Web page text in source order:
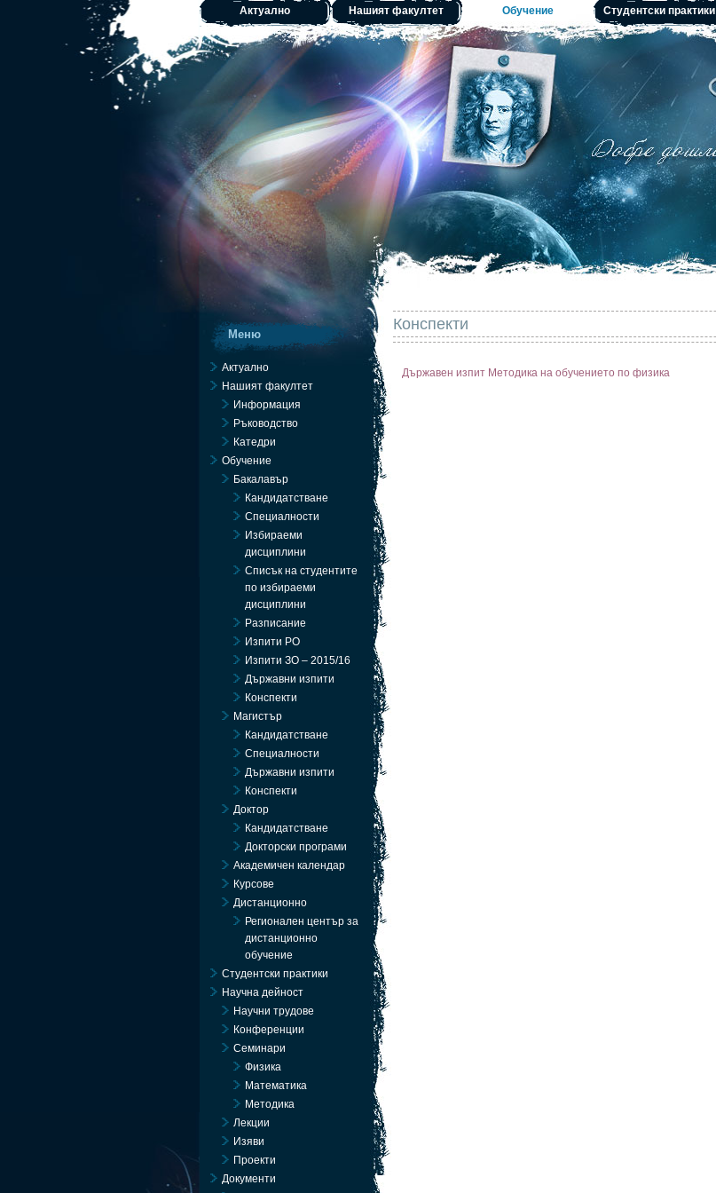
Актуално Нашият факултет Обучение Студентски практики
Конспекти
Държавен изпит Методика на обучението по физика
Меню
Актуално
Нашият факултет
Информация
Ръководство
Катедри
Обучение
Бакалавър
Кандидатстване
Специалности
Избираеми
дисциплини
Списък на студентите
по избираеми
дисциплини
Разписание
Изпити РО
Изпити ЗО – 2015/16
Държавни изпити
Конспекти
Магистър
Кандидатстване
Специалности
Държавни изпити
Конспекти
Доктор
Кандидатстване
Докторски програми
Академичен календар
Курсове
Дистанционно
Регионален център за
дистанционно
обучение
Студентски практики
Научна дейност
Научни трудове
Конференции
Семинари
Физика
Математика
Методика
Лекции
Изяви
Проекти
Документи